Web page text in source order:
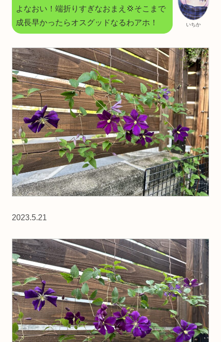
いちか
よなおい！端折りすぎなおまえ💢そこまで
成長早かったらオスグッドなるわアホ！
2023.5.21